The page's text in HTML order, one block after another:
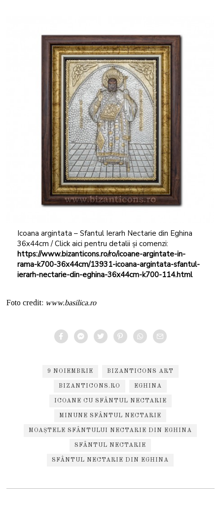
Icoana argintata – Sfantul Ierarh Nectarie din Eghina
36x44cm / Click aici pentru detalii și comenzi:
https://www.bizanticons.ro/ro/icoane-argintate-in-
rama-k700-36x44cm/13931-icoana-argintata-sfantul-
ierarh-nectarie-din-eghina-36x44cm-k700-114.html
Foto credit: www.basilica.ro
9 NOIEMBRIE BIZANTICONS ART
BIZANTICONS.RO EGHINA
ICOANE CU SFÂNTUL NECTARIE
MINUNE SFÂNTUL NECTARIE
MOAȘTELE SFÂNTULUI NECTARIE DIN EGHINA
SFÂNTUL NECTARIE
SFÂNTUL NECTARIE DIN EGHINA